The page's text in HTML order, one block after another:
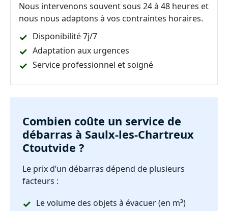
Nous intervenons souvent sous 24 à 48 heures et
nous nous adaptons à vos contraintes horaires.
Disponibilité 7j/7
Adaptation aux urgences
Service professionnel et soigné
Combien coûte un service de
débarras à Saulx-les-Chartreux
Ctoutvide ?
Le prix d’un débarras dépend de plusieurs
facteurs :
Le volume des objets à évacuer (en m³)